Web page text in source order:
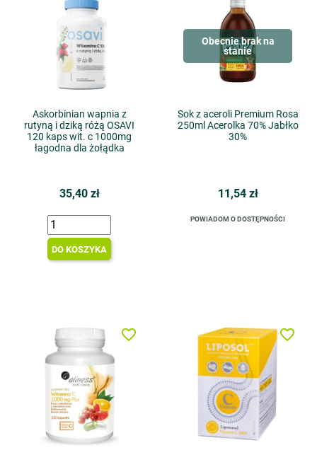
Askorbinian wapnia z
rutyną i dziką różą OSAVI
120 kaps wit. c 1000mg
łagodna dla żołądka
35,40 zł
DO KOSZYKA
Obecnie brak na
stanie
Sok z aceroli Premium Rosa
250ml Acerolka 70% Jabłko
30%
11,54 zł
POWIADOM O DOSTĘPNOŚCI
favorite_border favorite_border